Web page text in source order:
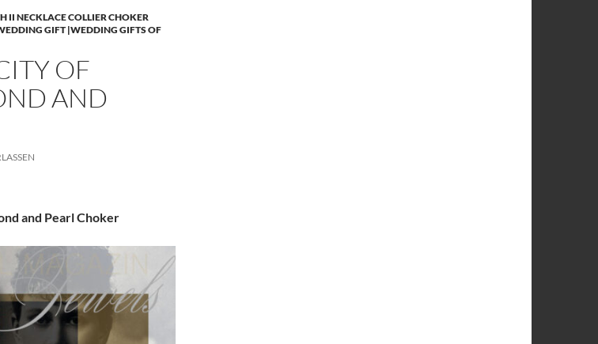
II NECKLACE COLLIER CHOKER
GIFT |WEDDING GIFTS OF
OF
AND
and Pearl Choker